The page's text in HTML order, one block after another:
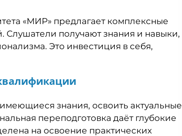
«МИР» предлагает комплексные
получают знания и навыки,
Это инвестиция в себя,
знания, освоить актуальные
переподготовка даёт глубокие
на освоение практических